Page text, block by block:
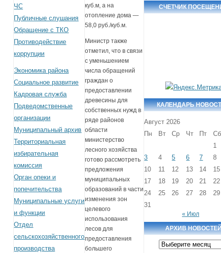
ЧС
Публичные слушания
Обращение с ТКО
Противодействие
коррупции
Экономика района
Социальное развитие
Кадровая служба
Подведомственные
организации
Муниципальный архив
Территориальная
избирательная
комиссия
Орган опеки и
попечительства
Муниципальные услуги
и функции
Отдел
сельскохозяйственного
производства
куб.м, а на
отопление дома —
58,0 руб./куб.м.
Министр также
отметил, что в связи
с уменьшением
числа обращений
граждан о
предоставлении
древесины для
собственных нужд в
ряде районов
области
министерство
лесного хозяйства
готово рассмотреть
предложения
муниципальных
образований в части
изменения зон
целевого
использования
лесов для
предоставления
большего
СЧЕТЧИК
КАЛЕНДАРЬ
Август 2026
Пн
Вт Ср Чт Пт
Сб
1
3
4 5 6 7
8
10
11 12 13 14
15
17
18 19 20 21
22
24
25 26 27 28
29
31
« Июл
АРХИВ
Архив
новостей